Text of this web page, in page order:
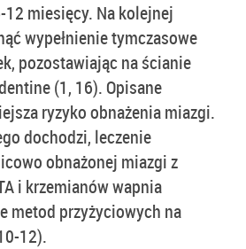
miesięcy. Na kolejnej
wypełnienie tymczasowe
pozostawiając na ścianie
(1, 16). Opisane
ryzyko obnażenia miazgi.
dochodzi, leczenie
obnażonej miazgi z
i krzemianów wapnia
metod przyżyciowych na
12).